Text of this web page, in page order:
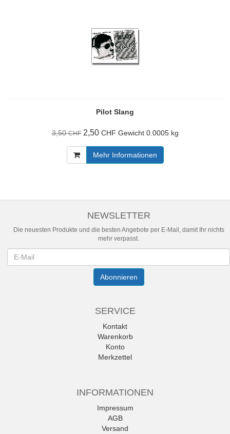
Pilot Slang
3,50CHF 2,50 CHF Gewicht 0.0005 kg
Mehr Informationen
NEWSLETTER
Die neuesten Produkte und die besten Angebote per E-Mail, damit Ihr nichts
mehr verpasst.
Abonnieren
SERVICE
Kontakt
Warenkorb
Konto
Merkzettel
INFORMATIONEN
Impressum
AGB
Versand